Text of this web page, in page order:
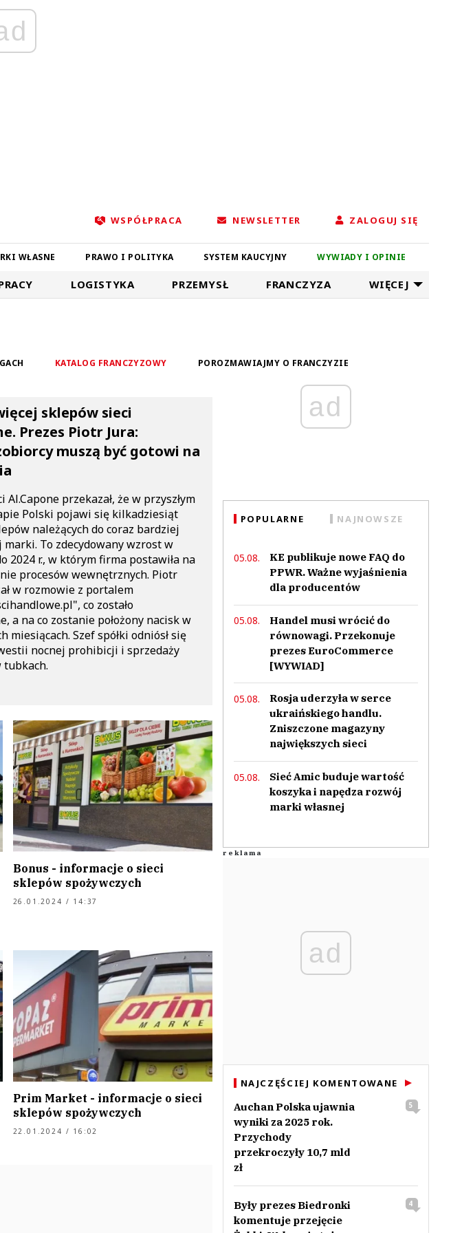
WSPÓŁPRACA NEWSLETTER ZALOGUJ SIĘ
WŁASNE PRAWO I POLITYKA SYSTEM KAUCYJNY WYWIADY I OPINIE
LOGISTYKA PRZEMYSŁ FRANCZYZA WIĘCEJ
KATALOG FRANCZYZOWY POROZMAWIAJMY O FRANCZYZIE
sklepów sieci
Prezes Piotr Jura:
muszą być gotowi na
Al.Capone przekazał, że w przyszłym
Polski pojawi się kilkadziesiąt
należących do coraz bardziej
To zdecydowany wzrost w
2024 r., w którym firma postawiła na
procesów wewnętrznych. Piotr
w rozmowie z portalem
co zostało
a na co zostanie położony nacisk w
miesiącach. Szef spółki odniósł się
nocnej prohibicji i sprzedaży
Bonus - informacje o sieci
sklepów spożywczych
26.01.2024 / 14:37
Prim Market - informacje o sieci
sklepów spożywczych
22.01.2024 / 16:02
ad
POPULARNE NAJNOWSZE
05.08.
KE publikuje nowe FAQ do
PPWR. Ważne wyjaśnienia
dla producentów
05.08.
Handel musi wrócić do
równowagi. Przekonuje
prezes EuroCommerce
[WYWIAD]
05.08.
Rosja uderzyła w serce
ukraińskiego handlu.
Zniszczone magazyny
największych sieci
05.08.
Sieć Amic buduje wartość
koszyka i napędza rozwój
marki własnej
ad
NAJCZĘŚCIEJ KOMENTOWANE
Auchan Polska ujawnia
wyniki za 2025 rok.
Przychody
przekroczyły 10,7 mld
zł
5
Były prezes Biedronki
komentuje przejęcie
4